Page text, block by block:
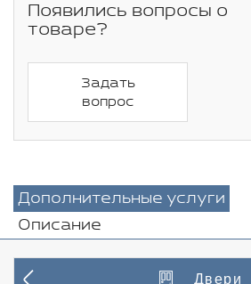
Появились вопросы о
товаре?
Задать
вопрос
Дополнительные услуги
Описание
Двери